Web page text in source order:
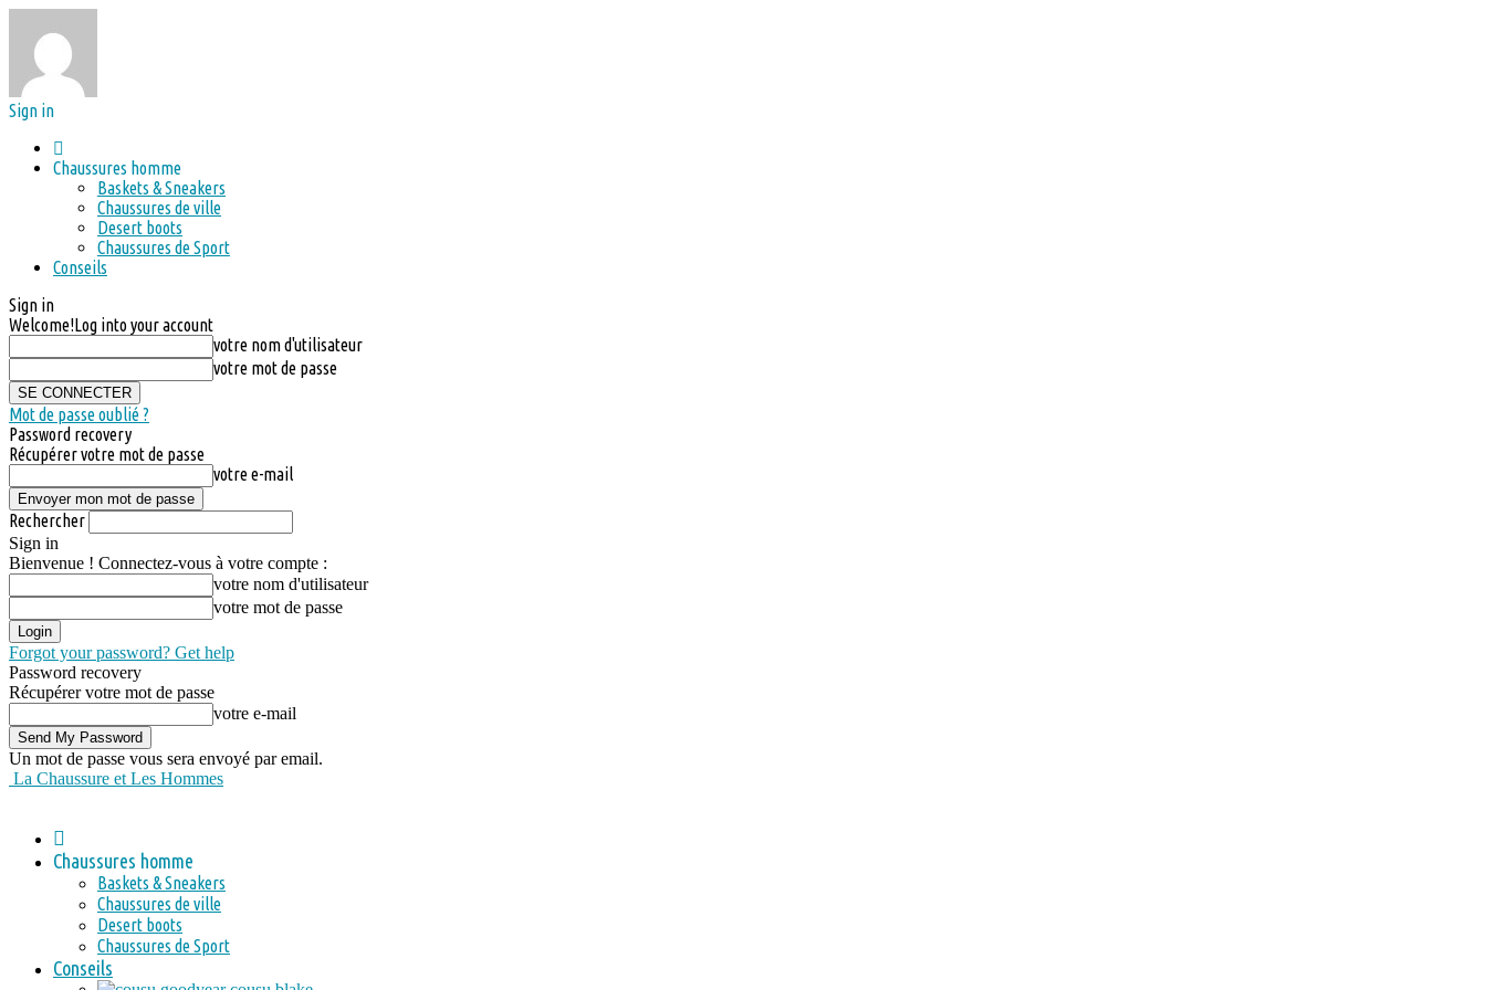
Sign in
Chaussures homme
Baskets & Sneakers
Chaussures de ville
Desert boots
Chaussures de Sport
Conseils
Sign in
Welcome!Log into your account
votre nom d'utilisateur
votre mot de passe
Mot de passe oublié ?
Password recovery
Récupérer votre mot de passe
votre e-mail
Rechercher
Sign in
Bienvenue ! Connectez-vous à votre compte :
votre nom d'utilisateur
votre mot de passe
Forgot your password? Get help
Password recovery
Récupérer votre mot de passe
votre e-mail
Un mot de passe vous sera envoyé par email.
La Chaussure et Les Hommes
Chaussures homme
Baskets & Sneakers
Chaussures de ville
Desert boots
Chaussures de Sport
Conseils